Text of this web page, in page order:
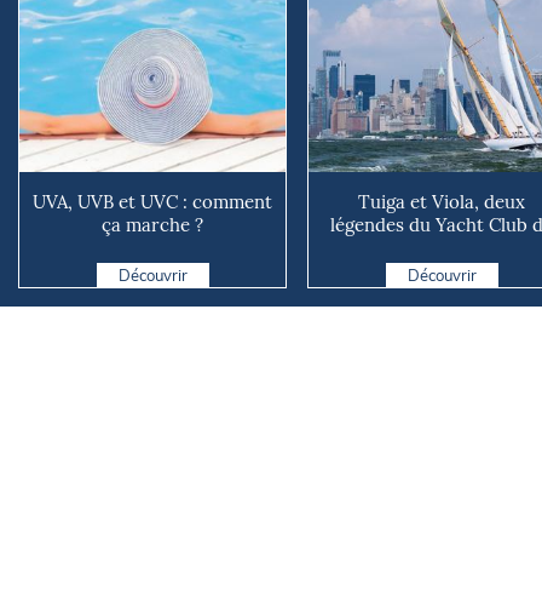
UVA, UVB et UVC : comment
ça marche ?
Découvrir
Tuiga et Viola, deux
légendes du Yacht Club
Découvrir